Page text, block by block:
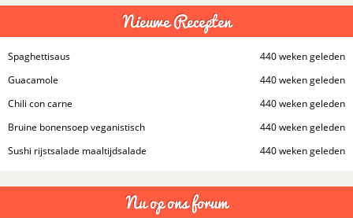
Nieuwe Recepten
440 weken geleden
Spaghettisaus
440 weken geleden
Guacamole
440 weken geleden
Chili con carne
440 weken geleden
Bruine bonensoep veganistisch
440 weken geleden
Sushi rijstsalade maaltijdsalade
Nu op ons forum